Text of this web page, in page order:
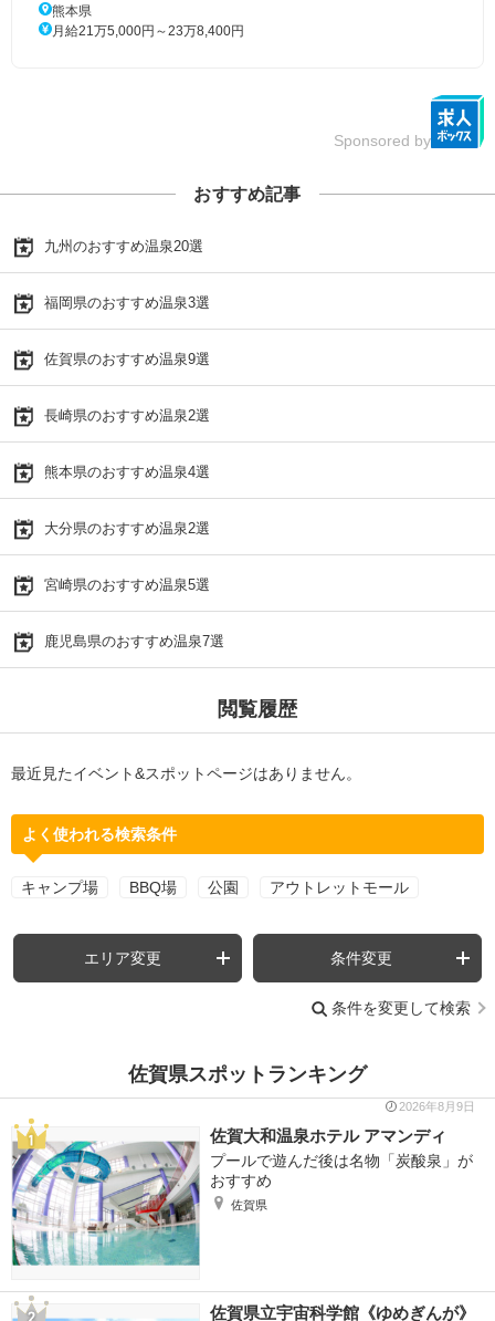
熊本県
月給21万5,000円～23万8,400円
Sponsored by
おすすめ記事
九州のおすすめ温泉20選
福岡県のおすすめ温泉3選
佐賀県のおすすめ温泉9選
長崎県のおすすめ温泉2選
熊本県のおすすめ温泉4選
大分県のおすすめ温泉2選
宮崎県のおすすめ温泉5選
鹿児島県のおすすめ温泉7選
閲覧履歴
最近見たイベント&スポットページはありません。
よく使われる検索条件
キャンプ場 BBQ場 公園 アウトレットモール
エリア変更 条件変更
条件を変更して検索
佐賀県スポットランキング
2026年8月9日
佐賀大和温泉ホテル アマンディ
プールで遊んだ後は名物「炭酸泉」が
おすすめ
佐賀県
佐賀県立宇宙科学館《ゆめぎんが》